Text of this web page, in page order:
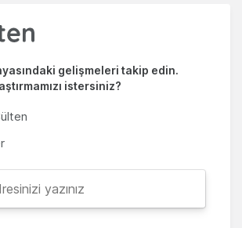
gelişmeleri takip edin.
istersiniz?